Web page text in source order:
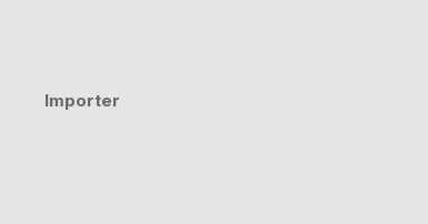
Importer